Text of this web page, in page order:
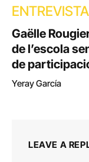
ENTREVISTA
Gaëlle
de l’escola
de
Yeray García
LEAVE A